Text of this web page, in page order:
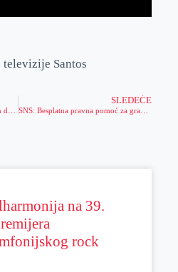
Santos
SLEDEĆE
na 39.
rock